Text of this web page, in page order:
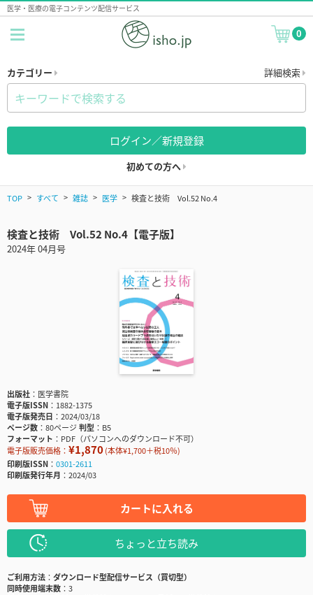
医学・医療の電子コンテンツ配信サービス
0
カテゴリー 詳細検索
ログイン／新規登録
初めての方へ
TOP すべて 雑誌 医学 検査と技術 Vol.52 No.4
検査と技術 Vol.52 No.4【電子版】
2024年 04月号
出版社
医学書院
電子版ISSN
1882-1375
電子版発売日
2024/03/18
ページ数
80ページ判型
B5
フォーマット
PDF（パソコンへのダウンロード不可）
電子版販売価格： ¥1,870(本体¥1,700＋税10％)
印刷版ISSN
0301-2611
印刷版発行年月
2024/03
カートに入れる
ちょっと立ち読み
ご利用方法
ダウンロード型配信サービス（買切型）
同時使用端末数
3